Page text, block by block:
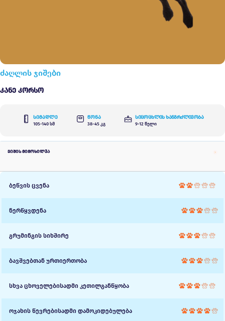
ძაღლის ჯიშები
Კანე Კორსო
სიმაღლე
105-140 სმ
წონა
38-45 კგ
სიცოცხლის ხანგრძლივობა
9-12 წელი
ჯიშის მიმოხილვა
ბეწვის ცვენა
ნერწყვდენა
გრუმინგის სიხშირე
ბავშვებთან ურთიერთობა
სხვა ცხოველებისადმი კეთილგანწყობა
ოჯახის წევრებისადმი დამოკიდებულება